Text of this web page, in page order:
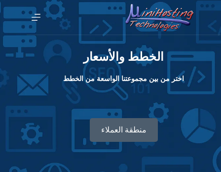
الخطط والأسعار
اختر من بين مجموعتنا الواسعة من الخطط
منطقة العملاء